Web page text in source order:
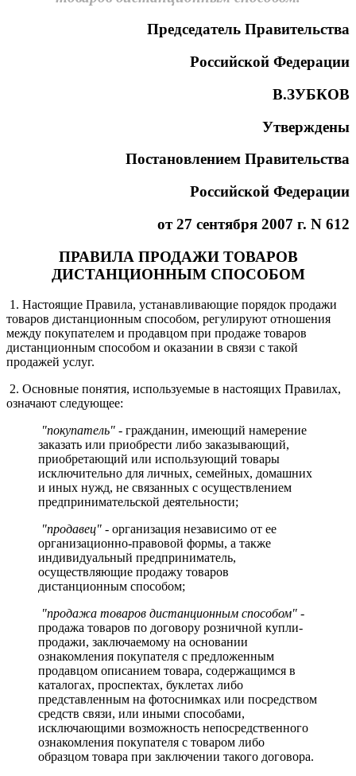
Председатель Правительства
Российской Федерации
В.ЗУБКОВ
Утверждены
Постановлением Правительства
Российской Федерации
от 27 сентября 2007 г. N 612
ПРАВИЛА ПРОДАЖИ ТОВАРОВ
ДИСТАНЦИОННЫМ СПОСОБОМ
1. Настоящие Правила, устанавливающие порядок продажи
товаров дистанционным способом, регулируют отношения
между покупателем и продавцом при продаже товаров
дистанционным способом и оказании в связи с такой
продажей услуг.
2. Основные понятия, используемые в настоящих Правилах,
означают следующее:
"покупатель" - гражданин, имеющий намерение
заказать или приобрести либо заказывающий,
приобретающий или использующий товары
исключительно для личных, семейных, домашних
и иных нужд, не связанных с осуществлением
предпринимательской деятельности;
"продавец" - организация независимо от ее
организационно-правовой формы, а также
индивидуальный предприниматель,
осуществляющие продажу товаров
дистанционным способом;
"продажа товаров дистанционным способом" -
продажа товаров по договору розничной купли-
продажи, заключаемому на основании
ознакомления покупателя с предложенным
продавцом описанием товара, содержащимся в
каталогах, проспектах, буклетах либо
представленным на фотоснимках или посредством
средств связи, или иными способами,
исключающими возможность непосредственного
ознакомления покупателя с товаром либо
образцом товара при заключении такого договора.